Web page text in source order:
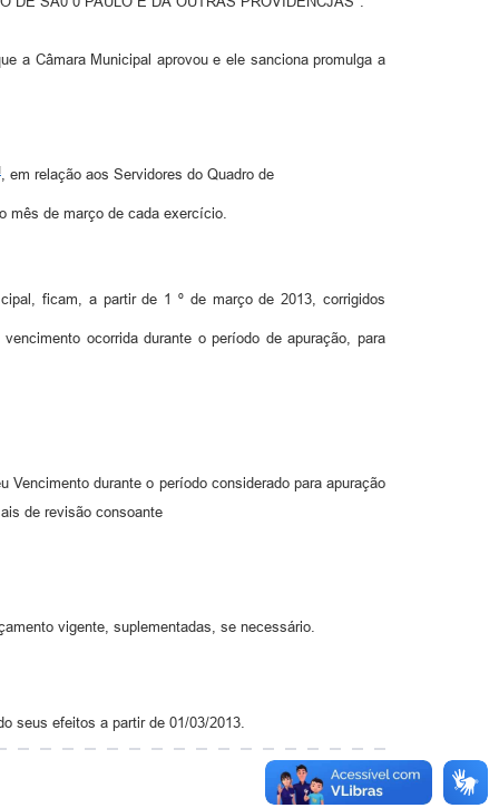
a Câmara Municipal aprovou e ele sanciona promulga a
, em relação aos Servidores do Quadro de
mês de março de cada exercício.
ficam, a partir de 1 º de março de 2013, corrigidos
ocorrida durante o período de apuração, para
Vencimento durante o período considerado para apuração
de revisão consoante
vigente, suplementadas, se necessário.
seus efeitos a partir de 01/03/2013.
Autor